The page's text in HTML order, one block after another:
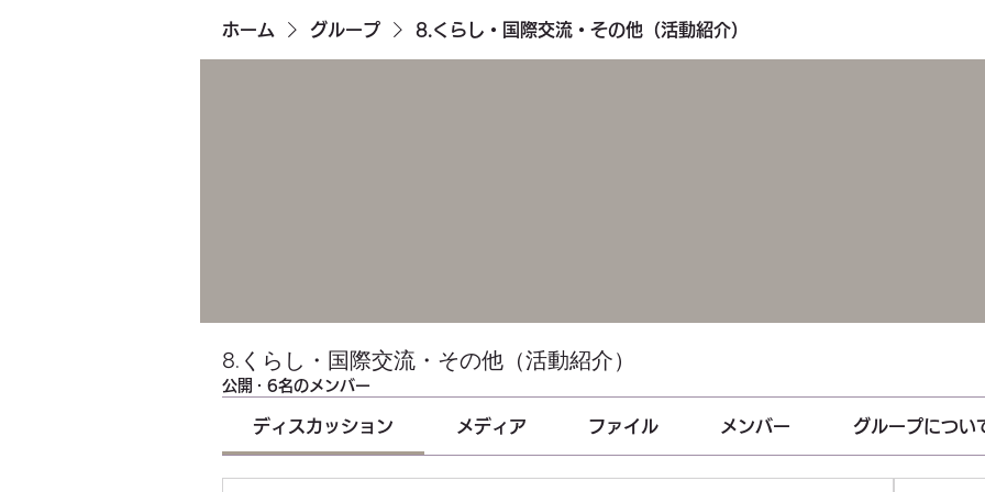
ホーム グループ 8.くらし・国際交流・その他（活動紹介）
8.くらし・国際交流・その他（活動紹介）
公開 · 6名のメンバー
ディスカッション メディア ファイル メンバー グループについ